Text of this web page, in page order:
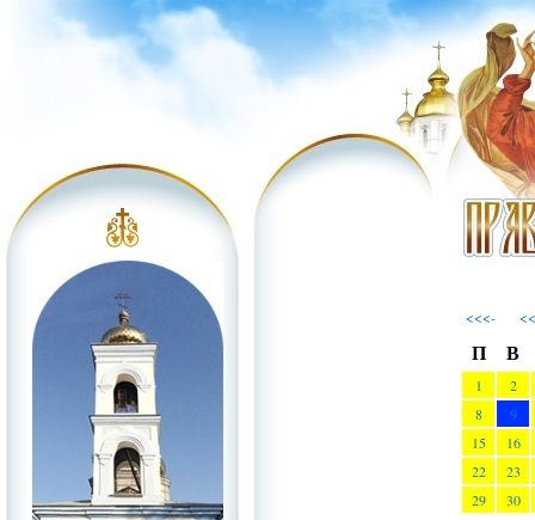
<<<- <<
П В
1
2
8
9
15
16
22
23
29
30